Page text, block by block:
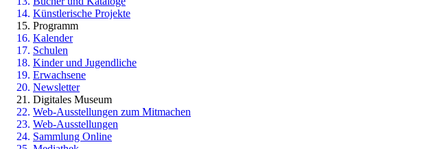
Künstlerische Projekte
Programm
Kalender
Schulen
Kinder und Jugendliche
Erwachsene
Newsletter
Digitales Museum
Web-Ausstellungen zum Mitmachen
Web-Ausstellungen
Sammlung Online